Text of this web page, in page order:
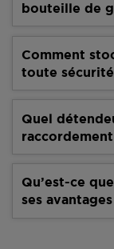
bouteille de
Comment
toute
Quel
Qu’est-ce
ses avantages